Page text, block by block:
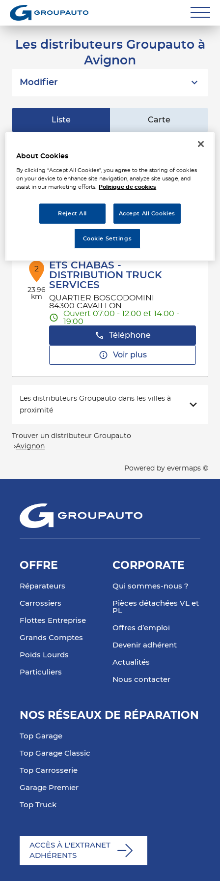
Carrossiers
Contact
Les distributeurs Groupauto à
Avignon
Modifier
Liste Carte
1
21.65
km
AAGS - PERROUD -
42 Rue Eugene Guerin
84200 CARPENTRAS
Fermé actuellement
Téléphone
Voir plus
2
23.96
km
ETS CHABAS -
DISTRIBUTION TRUCK
SERVICES
QUARTIER BOSCODOMINI
84300 CAVAILLON
Ouvert 07:00 - 12:00 et 14:00 -
19:00
Téléphone
Voir plus
Les distributeurs Groupauto dans les villes à
proximité
Trouver un distributeur Groupauto
Avignon
Powered by evermaps ©
OFFRE
Réparateurs
Carrossiers
Flottes Entreprise
Grands Comptes
Poids Lourds
Particuliers
CORPORATE
Qui sommes-nous ?
Pièces détachées VL et
PL
Offres d’emploi
Devenir adhérent
Actualités
Nous contacter
NOS RÉSEAUX DE RÉPARATION
Top Garage
Top Garage Classic
Top Carrosserie
Garage Premier
Top Truck
ACCÈS À L'EXTRANET
ADHÉRENTS
About Cookies
By clicking “Accept All Cookies”, you agree to the storing of cookies
on your device to enhance site navigation, analyze site usage, and
assist in our marketing efforts.
Politique de cookies
Reject All Accept All Cookies
Cookie Settings